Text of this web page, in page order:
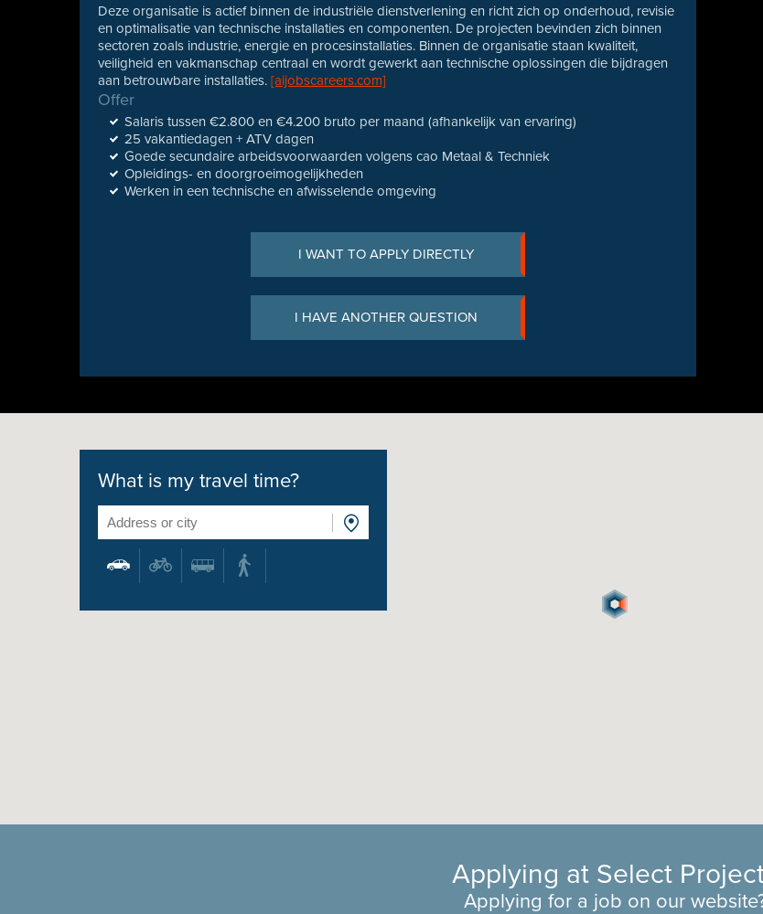
Deze organisatie is actief binnen de industriële dienstverlening en richt zich op onderhoud, revisie
en optimalisatie van technische installaties en componenten. De projecten bevinden zich binnen
sectoren zoals industrie, energie en procesinstallaties. Binnen de organisatie staan kwaliteit,
veiligheid en vakmanschap centraal en wordt gewerkt aan technische oplossingen die bijdragen
aan betrouwbare installaties.[aijobscareers.com]
Offer
Salaris tussen €2.800 en €4.200 bruto per maand (afhankelijk van ervaring)
25 vakantiedagen + ATV dagen
Goede secundaire arbeidsvoorwaarden volgens cao Metaal & Techniek
Opleidings- en doorgroeimogelijkheden
Werken in een technische en afwisselende omgeving
I WANT TO APPLY DIRECTLY
I HAVE ANOTHER QUESTION
What is my travel time?
Applying at Select
Applying for a job on our